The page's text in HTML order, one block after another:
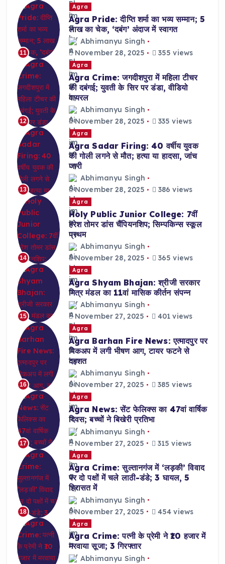
11
Agra
Agra Pride: दीप्ति शर्मा का भव्य सम्मान; 5
लाख का चेक, ‘दबंग’ अंदाज में स्वागत
Abhimanyu Singh
November 28, 2025
355 views
12
Agra
Agra Crime: जगदीशपुरा में महिला टीचर
की दबंगई; युवती के सिर पर डंडा, वीडियो
वायरल
Abhimanyu Singh
November 28, 2025
335 views
13
Agra
Agra Sadar Firing: 40 वर्षीय युवक
की गोली लगने से मौत; हत्या या हादसा, जांच
जारी
Abhimanyu Singh
November 28, 2025
386 views
14
Agra
Holy Public Junior College: 7वीं
हरेश तोमर डांस चैंपियनशिप; सिम्पकिन्स स्कूल
प्रथम
Abhimanyu Singh
November 28, 2025
365 views
15
Agra
Agra Shyam Bhajan: श्रीजी सरकार
मित्र मंडल का 11वां मासिक कीर्तन संपन्न
Abhimanyu Singh
November 27, 2025
401 views
16
Agra
Agra Barhan Fire News: एत्मादपुर पर
पिकअप में लगी भीषण आग, टायर फटने से
दहशत
Abhimanyu Singh
November 27, 2025
385 views
17
Agra
Agra News: सेंट फेलिक्स का 47वां वार्षिक
दिवस; बच्चों ने बिखेरी प्रतिभा
Abhimanyu Singh
November 27, 2025
315 views
18
Agra
Agra Crime: सुल्तानगंज में ‘लड़की’ विवाद
पर दो पक्षों में चले लाठी-डंडे; 3 घायल, 5
हिरासत में
Abhimanyu Singh
November 27, 2025
454 views
Agra
Agra Crime: पत्नी के प्रेमी ने ₹10 हजार में
मरवाया सूजा; 3 गिरफ्तार
Abhimanyu Singh